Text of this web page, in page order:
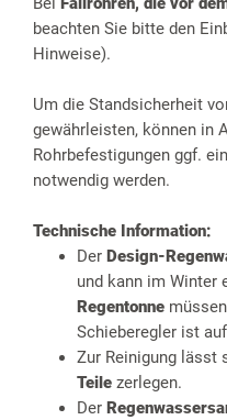
beachten Sie bitte den
Hinweise).
Um die Standsicherheit
gewährleisten, können in
Rohrbefestigungen ggf.
notwendig werden.
Technische Information:
Der Design-
und kann im Winter
Regentonne
Schieberegler ist
Zur Reinigung lässt
Teile zerlegen.
Der